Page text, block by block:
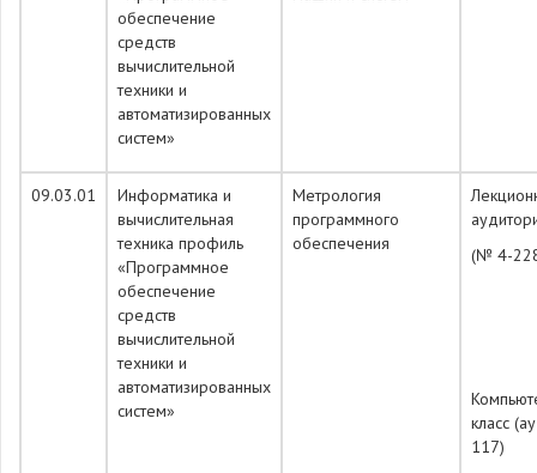
обеспечение
средств
вычислительной
техники и
автоматизированных
систем»
09.03.01
Информатика и
вычислительная
техника профиль
«Программное
обеспечение
средств
вычислительной
техники и
автоматизированных
систем»
Метрология
программного
обеспечения
(№ 4-
класс
117)